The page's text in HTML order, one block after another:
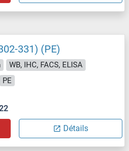
331) (PE)
WB, IHC, FACS, ELISA
PE
Détails